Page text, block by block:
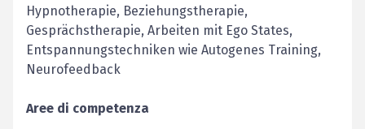
Hypnotherapie, Beziehungstherapie,
Gesprächstherapie, Arbeiten mit Ego States,
Entspannungstechniken wie Autogenes Training,
Neurofeedback
Aree di competenza